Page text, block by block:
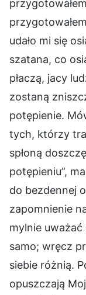
udało mi się
szatana, co
płaczą, jacy
zostaną
potępienie.
tych, którzy
spłoną
potępieniu”,
do bezdennej
zapomnienie
mylnie
samo; wręcz
siebie różnią.
opuszczają